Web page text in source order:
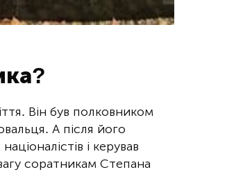
Він був полковником
А після його
і керував
соратникам Степана